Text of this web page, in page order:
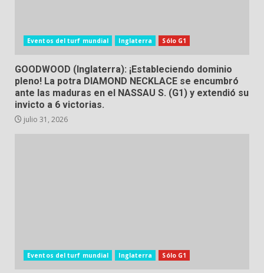
Eventos del turf mundial Inglaterra Sólo G1
GOODWOOD (Inglaterra): ¡Estableciendo dominio
pleno! La potra DIAMOND NECKLACE se encumbró
ante las maduras en el NASSAU S. (G1) y extendió su
invicto a 6 victorias.
julio 31, 2026
Eventos del turf mundial Inglaterra Sólo G1